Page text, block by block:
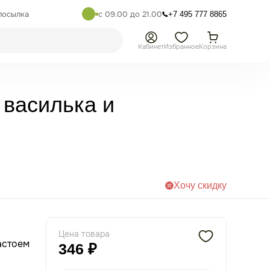
с 09.00 до 21.00 +7 495 777 8865
КабинетИзбранноеКорзина
и
Хочу скидку
Цена товара
346 ₽